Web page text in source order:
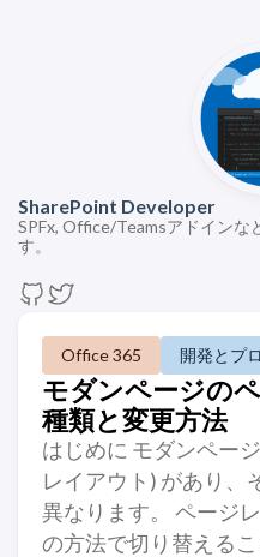
SharePoint Developer
SPFx, Office/Teamsアドインな
す。
Office 365 開発とプ
モダンページの
種類と変更方法
はじめに モダンペー
レイアウト) があり、
異なります。 ページ
の方法で切り替える